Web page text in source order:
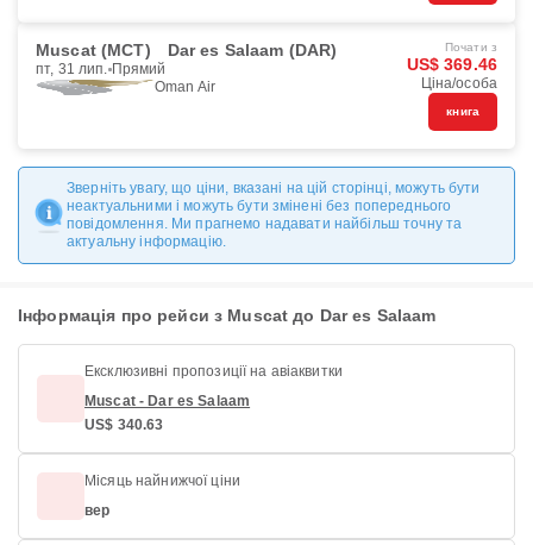
Muscat (MCT) Dar es Salaam (DAR)
пт, 31 лип. Прямий
Oman Air
Почати з
US$ 369.46
Ціна/особа
книга
Зверніть увагу, що ціни, вказані на цій сторінці, можуть бути
неактуальними і можуть бути змінені без попереднього
повідомлення. Ми прагнемо надавати найбільш точну та
актуальну інформацію.
Інформація про рейси з Muscat до Dar es Salaam
Ексклюзивні пропозиції на авіаквитки
Muscat - Dar es Salaam
US$ 340.63
Місяць найнижчої ціни
вер